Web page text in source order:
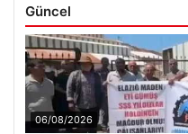
Güncel
06/08/2026